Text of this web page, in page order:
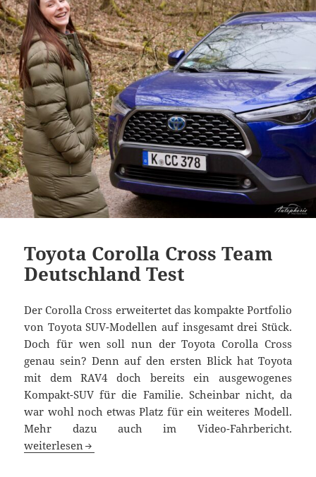
Toyota Corolla Cross Team
Deutschland Test
Der Corolla Cross erweitertet das kompakte Portfolio
von Toyota SUV-Modellen auf insgesamt drei Stück.
Doch für wen soll nun der Toyota Corolla Cross
genau sein? Denn auf den ersten Blick hat Toyota
mit dem RAV4 doch bereits ein ausgewogenes
Kompakt-SUV für die Familie. Scheinbar nicht, da
war wohl noch etwas Platz für ein weiteres Modell.
Mehr dazu auch im Video-Fahrbericht.
Toyota Corolla Cross Team Deutschland Test
weiterlesen